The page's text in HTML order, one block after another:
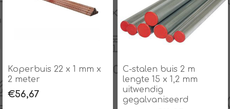
Koperbuis 22 x 1 mm x
2 meter
€56,67
C-stalen buis 2 m
lengte 15 x 1,2 mm
uitwendig
gegalvaniseerd